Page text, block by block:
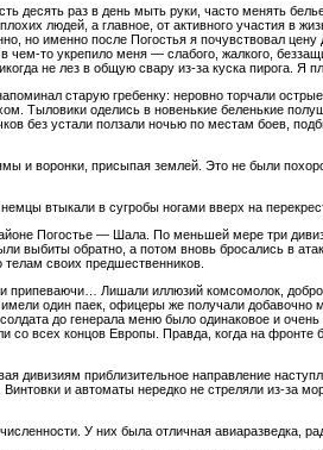
десять раз в день мыть руки, часто менять
людей, а главное, от активного участия в
но именно после Погостья я почувствовал
то укрепило меня — слабого, жалкого,
не лез в общую свару из-за куска пирога.
старую гребенку: неровно торчали
Тыловики оделись в новенькие беленькие
без устали ползали ночью по местам боев,
и воронки, присыпая землей. Это не были
втыкали в сугробы ногами вверх на
Погостье — Шала. По меньшей мере три
выбиты обратно, а потом вновь бросались в
своих предшественников.
припеваючи… Лишали иллюзий комсомолок,
один паек, офицеры же получали
до генерала меню было одинаковое и
со всех концов Европы. Правда, когда на
дивизиям приблизительное направление
и автоматы нередко не стреляли из-за
У них была отличная авиаразведка,